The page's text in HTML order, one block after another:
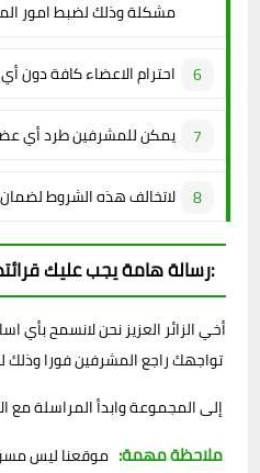
مشكلة وذلك لضبط امور
احترام الاعضاء كافة دون
يمكن للمشرفين طرد أي
لاتخالف هذه الشروط
رسالة هامة يجب عليك قرائتها:
أخي الزائر العزيز نحن لانسمح بأي
ملاحظة مهمة: موقعنا ليس